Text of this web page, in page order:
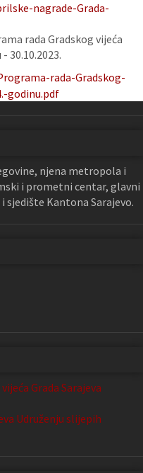
nagrade-Grada-
rada Gradskog vijeća
30.10.2023.
rada-Gradskog-
godinu.pdf
njena metropola i
i prometni centar, glavni
sjedište Kantona Sarajevo.
Grada Sarajeva
Udruženju slijepih